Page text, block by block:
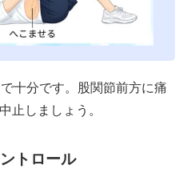
十分です。股関節前方に痛
止しましょう。
トロール